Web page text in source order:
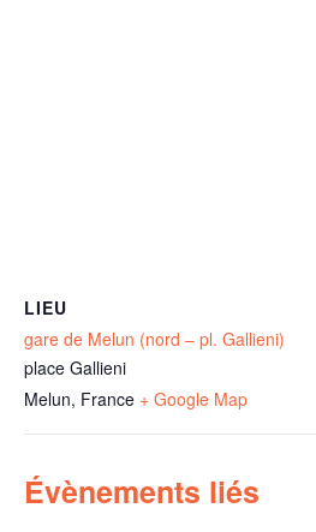
LIEU
gare de Melun (nord – pl. Gallieni)
place Gallieni
Melun, France + Google Map
Évènements liés